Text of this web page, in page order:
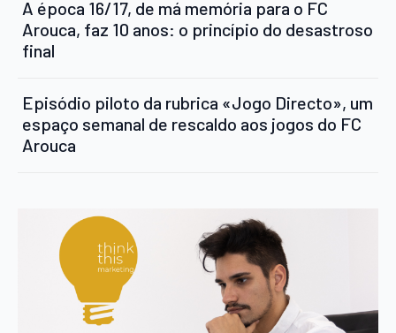
A época 16/17, de má memória para o FC
Arouca, faz 10 anos: o princípio do desastroso
final
Episódio piloto da rubrica «Jogo Directo», um
espaço semanal de rescaldo aos jogos do FC
Arouca